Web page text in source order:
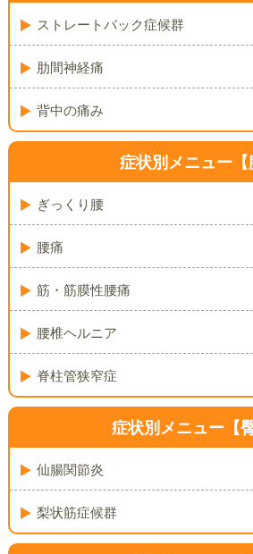
ストレートバック症候群
肋間神経痛
背中の痛み
症状別メニュー【
ぎっくり腰
腰痛
筋・筋膜性腰痛
腰椎ヘルニア
脊柱管狭窄症
症状別メニュー【臀
仙腸関節炎
梨状筋症候群